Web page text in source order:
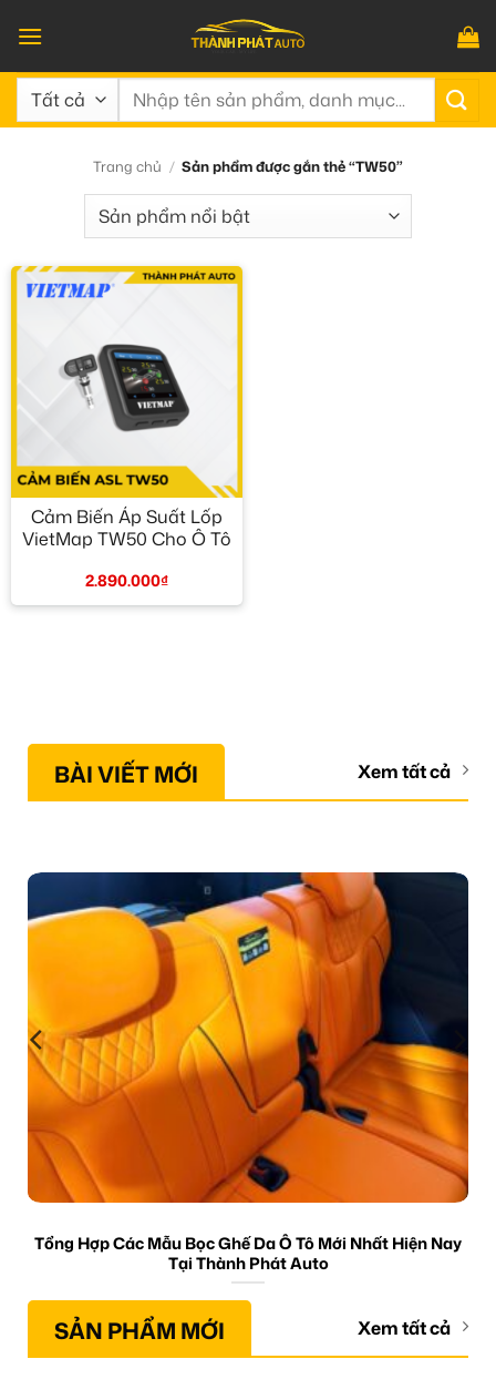
qua
nội
dung
Tìm
Trang chủ / Sản phẩm được gắn thẻ “TW50”
Cảm Biến Áp Suất Lốp
VietMap TW50 Cho Ô Tô
2.890.000₫
BÀI VIẾT MỚI Xem tất cả
Tổng Hợp Các Mẫu Bọc Ghế Da Ô Tô Mới Nhất Hiện Nay
Tại Thành Phát Auto
SẢN PHẨM MỚI Xem tất cả